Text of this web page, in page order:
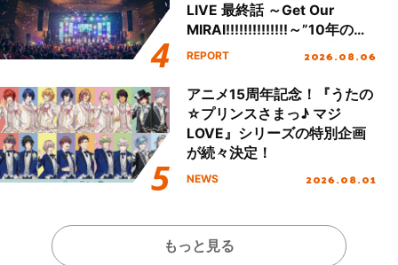
LIVE 最終話 ～Get Our
MIRAI!!!!!!!!!!!!!!～”10年の活
動を経てファイナルを迎える
REPORT 2026.08.06
アニメ15周年記念！『うたの
☆プリンスさまっ♪ マジ
LOVE』シリーズの特別企画
が続々決定！
NEWS 2026.08.01
もっと見る